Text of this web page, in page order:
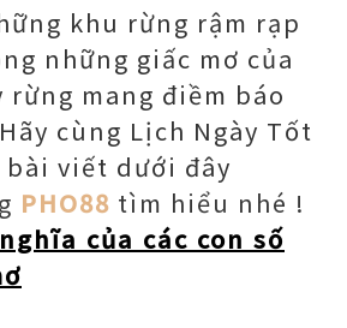
khu rừng rậm rạp
những giấc mơ của
rừng mang điềm báo
cùng Lịch Ngày Tốt
viết dưới đây
PHO88 tìm hiểu nhé !
của các con số